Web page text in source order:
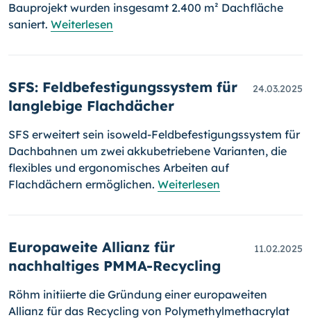
Bauprojekt wurden insgesamt 2.400 m² Dachfläche
saniert. Weiterlesen
SFS: Feldbefestigungssystem für
langlebige Flachdächer
24.03.2025
SFS erweitert sein isoweld-Feldbefestigungssystem für
Dachbahnen um zwei akkubetriebene Varianten, die
flexibles und ergonomisches Arbeiten auf
Flachdächern ermöglichen. Weiterlesen
Europaweite Allianz für
nachhaltiges PMMA-Recycling
11.02.2025
Röhm initiierte die Gründung einer europaweiten
Allianz für das Recycling von Polymethylmethacrylat